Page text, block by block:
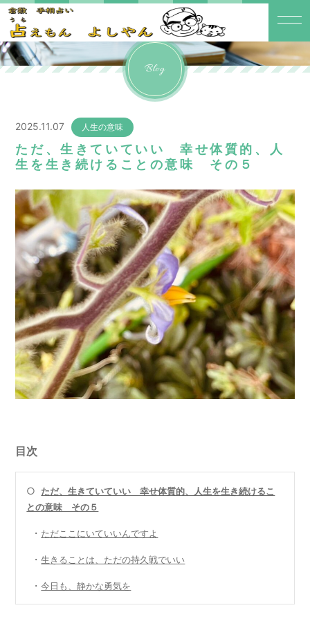
Blog
2025.11.07 人生の意味
ただ、生きていていい 幸せ体質的、人
生を生き続けることの意味 その５
目次
○ただ、生きていていい 幸せ体質的、人生を生き続けるこ
との意味 その５
・ ただここにいていいんですよ
・生きることは、ただの持久戦でいい
・今日も、静かな勇気を